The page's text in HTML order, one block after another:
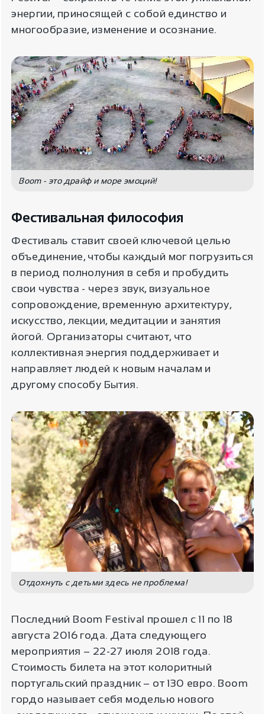
энергии, приносящей с собой единство и
многообразие, изменение и осознание.
Boom - это драйф и море эмоций!
Фестивальная философия
Фестиваль ставит своей ключевой целью
объединение, чтобы каждый мог погрузиться
в период полнолуния в себя и пробудить
свои чувства - через звук, визуальное
сопровождение, временную архитектуру,
искусство, лекции, медитации и занятия
йогой. Организаторы считают, что
коллективная энергия поддерживает и
направляет людей к новым началам и
другому способу Бытия.
Отдохнуть с детьми здесь не проблема!
Последний Boom Festival прошел с 11 по 18
августа 2016 года. Дата следующего
мероприятия – 22-27 июля 2018 года.
Стоимость билета на этот колоритный
португальский праздник – от 130 евро. Boom
гордо называет себя моделью нового